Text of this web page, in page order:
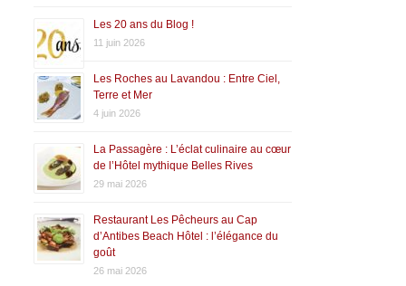
Les 20 ans du Blog !
11 juin 2026
Les Roches au Lavandou : Entre Ciel,
Terre et Mer
4 juin 2026
La Passagère : L’éclat culinaire au cœur
de l’Hôtel mythique Belles Rives
29 mai 2026
Restaurant Les Pêcheurs au Cap
d’Antibes Beach Hôtel : l’élégance du
goût
26 mai 2026